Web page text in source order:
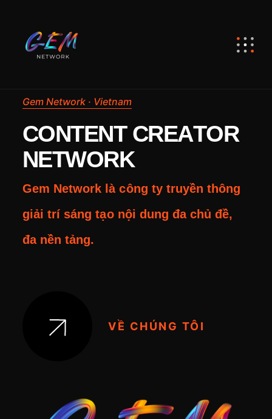
Gem Network · Vietnam
CONTENT CREATOR
NETWORK
Gem Network là công ty truyền thông
giải trí sáng tạo nội dung đa chủ đề,
đa nền tảng.
VỀ CHÚNG TÔI